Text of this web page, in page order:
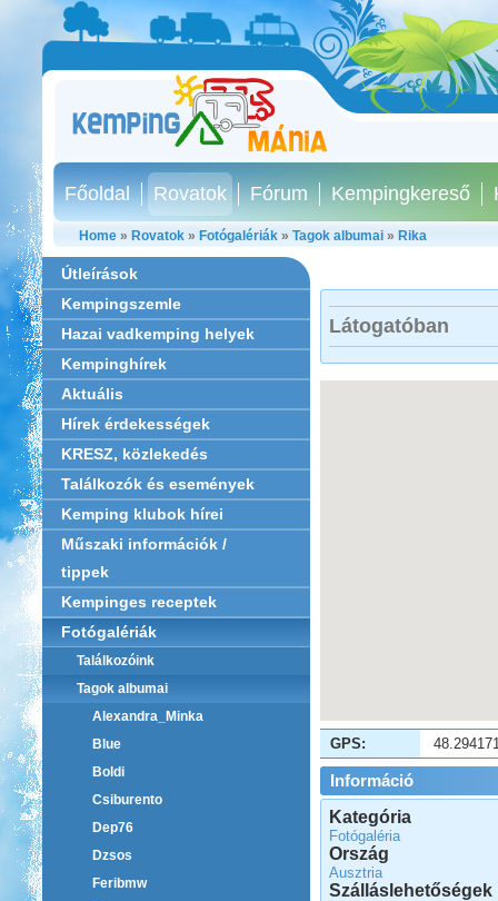
Főoldal Rovatok Fórum Kempingkereső
Home » Rovatok » Fotógalériák » Tagok albumai » Rika
Útleírások
Kempingszemle
Hazai vadkemping helyek
Kempinghírek
Aktuális
Hírek érdekességek
KRESZ, közlekedés
Találkozók és események
Kemping klubok hírei
Műszaki információk /
tippek
Kempinges receptek
Fotógalériák
Találkozóink
Tagok albumai
Alexandra_Minka
Blue
Boldi
Csiburento
Dep76
Dzsos
Feribmw
Látogatóban
GPS:
Információ
Kategória
Fotógaléria
Ország
Ausztria
Szálláslehetőségek